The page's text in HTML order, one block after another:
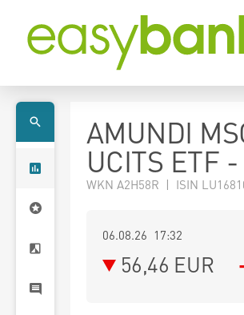
AMUNDI
UCITS ETF
WKN A2H58R | ISIN
06.08.26 17:32
56,46 EUR